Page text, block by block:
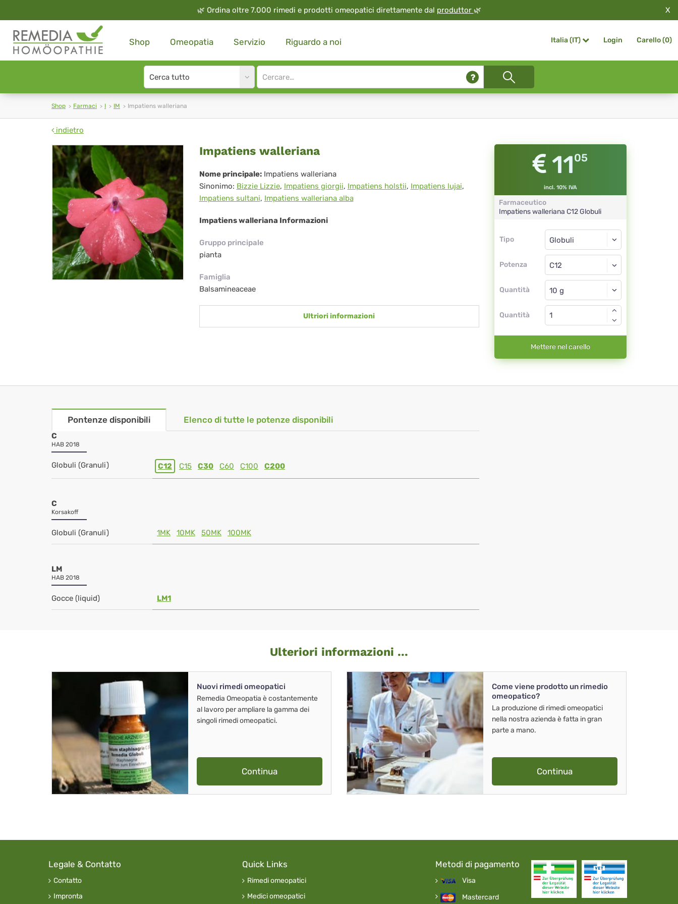
🌿 Ordina oltre 7.000 rimedi e prodotti omeopatici direttamente dal produttor 🌿 X
Shop Omeopatia Servizio Riguardo a noi Italia (IT) Login Carello (0)
Search
type
Site
search
Shop Farmaci I IM Impatiens walleriana
indietro
Impatiens
walleriana
Impatiens walleriana
Nome principale: Impatiens walleriana
Sinonimo: Bizzie Lizzie, Impatiens giorgii, Impatiens holstii, Impatiens lujai,
Impatiens sultani, Impatiens walleriana alba
Impatiens walleriana Informazioni
Gruppo principale
pianta
Famiglia
Balsamineaceae
Ultriori informazioni
1105
incl. 10% IVA
Farmaceutico
Impatiens walleriana C12 Globuli
Tipo
Tipo
Potenza
Globuli
C12
Quantità
Globuli
Quantità
Mettere nel carello
Pontenze disponibili Elenco di tutte le potenze disponibili
C
HAB 2018
Globuli (Granuli) C12 C15 C30 C60 C100 C200
C
Korsakoff
Globuli (Granuli) 1MK 10MK 50MK 100MK
LM
HAB 2018
Gocce (liquid) LM1
Ulteriori informazioni ...
Nuovi rimedi omeopatici
Remedia Omeopatia è costantemente
al lavoro per ampliare la gamma dei
singoli rimedi omeopatici.
Continua
Come viene prodotto un rimedio
omeopatico?
La produzione di rimedi omeopatici
nella nostra azienda è fatta in gran
parte a mano.
Continua
Legale & Contatto
Contatto
Impronta
Quick Links
Rimedi omeopatici
Medici omeopatici
Metodi di pagamento
Visa
Mastercard